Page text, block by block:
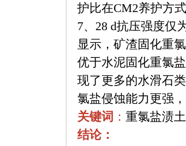
护比在CM2养护方
7、28 d抗压强度仅
显示，矿渣固化重
优于水泥固化重氯
现了更多的水滑石
氯盐侵蚀能力更强
关键词 ： 重氯盐渍
结论：